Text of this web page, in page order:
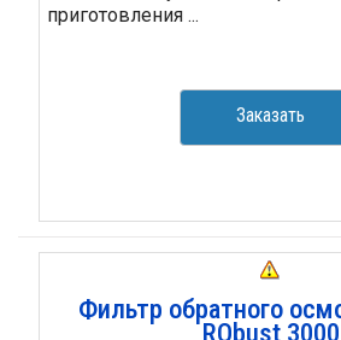
приготовления ...
Заказать
Фильтр обратного
RObust 3000